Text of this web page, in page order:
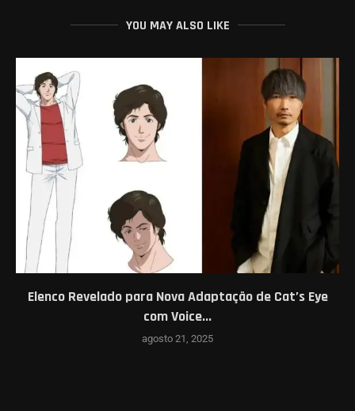
YOU MAY ALSO LIKE
Elenco Revelado para Nova Adaptação de Cat’s Eye
com Voice...
agosto 21, 2025